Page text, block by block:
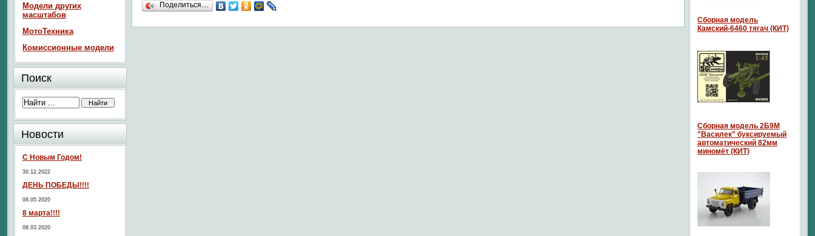
Поделиться…
Модели других
масштабов
МотоТехника
Комиссионные модели
Поиск
Новости
С Новым Годом!
30.12.2022
ДЕНЬ ПОБЕДЫ!!!!
08.05.2020
8 марта!!!!
08.03.2020
Сборная модель
Камский-6460 тягач (КИТ)
Сборная модель 2Б9М
"Василек" буксируемый
автоматический 82мм
миномёт (КИТ)